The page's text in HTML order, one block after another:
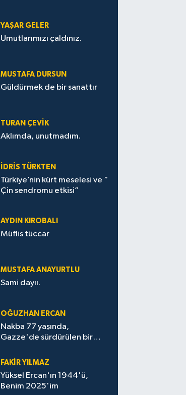
YAŞAR GELER
Umutlarımızı çaldınız.
MUSTAFA DURSUN
Güldürmek de bir sanattır
TURAN ÇEVİK
Aklımda, unutmadım.
İDRİS TÜRKTEN
Türkiye’nin kürt meselesi ve “
Çin sendromu etkisi”
AYDIN KIROBALI
Müflis tüccar
MUSTAFA ANAYURTLU
Sami dayıı.
OĞUZHAN ERCAN
Nakba 77 yaşında,
Gazze'de sürdürülen bir
FAKİR YILMAZ
Yüksel Ercan'ın 1944'ü,
Benim 2025'im